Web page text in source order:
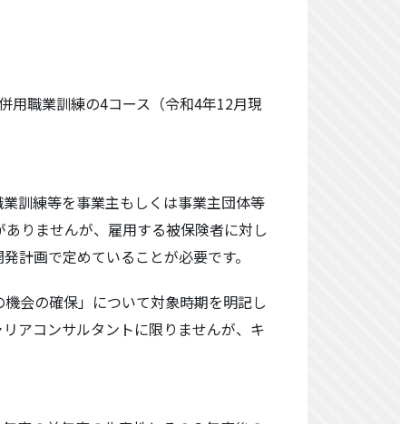
職業訓練の4コース（令和4年12月現
訓練等を事業主もしくは事業主団体等
りませんが、雇用する被保険者に対し
計画で定めていることが必要です。
会の確保」について対象時期を明記し
アコンサルタントに限りませんが、キ